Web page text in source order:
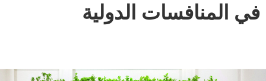
في المنافسات الدولية